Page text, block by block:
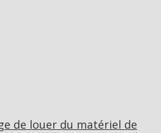
de louer du matériel de